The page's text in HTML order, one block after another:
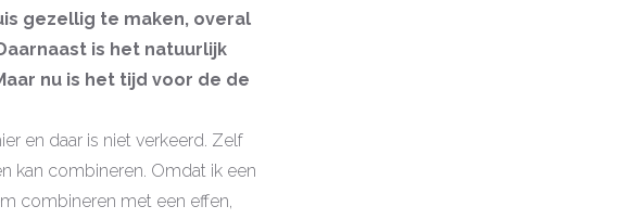
gezellig te maken, overal
is het natuurlijk
nu is het tijd voor de de
en daar is niet verkeerd. Zelf
kan combineren. Omdat ik een
combineren met een effen,